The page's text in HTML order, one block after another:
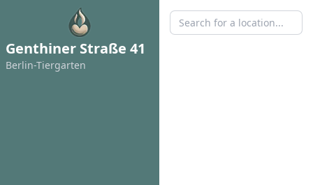
Genthiner Straße 41
Berlin-Tiergarten